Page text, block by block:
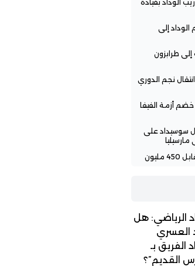
الوداد بقيادة
الوداد إلى
طرابزون
نجم الدوري
خضم أزمة الفيفا
سوسيداد على
الوداد يتخلص من أرثور مقابل 450 مليون
أمجاد
الرياضي: هل
العسري
الفريق بـ
القديم”؟